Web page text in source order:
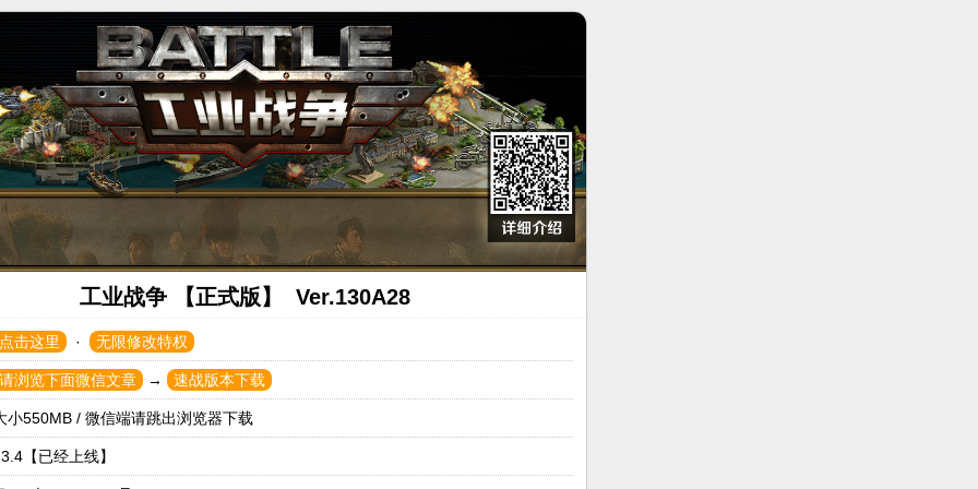
工业战争 【正式版】 Ver.130A28
点击这里 · 无限修改特权
请浏览下面微信文章 → 速战版本下载
小550MB / 微信端请跳出浏览器下载
【已经上线】
X